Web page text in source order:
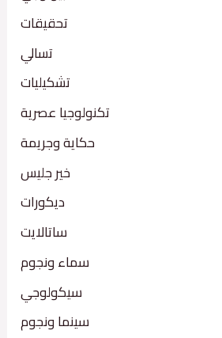
تحقيقات
تسالي
تشكيليات
تكنولوجيا عصرية
حكاية وجريمة
خير جليس
ديكورات
ساتالايت
سماء ونجوم
سيكولوجي
سينما ونجوم